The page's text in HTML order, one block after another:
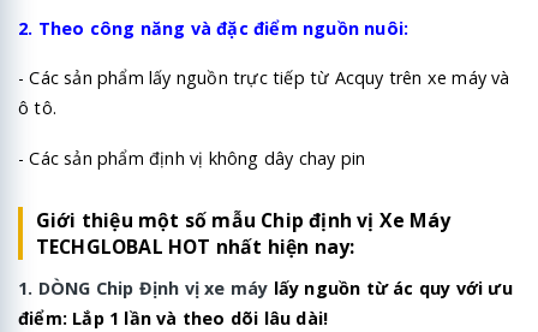
2. Theo công năng và đặc điểm nguồn nuôi:
- Các sản phẩm lấy nguồn trực tiếp từ Acquy trên xe máy và
ô tô.
- Các sản phẩm định vị không dây chay pin
Giới thiệu một số mẫu Chip định vị Xe Máy
TECHGLOBAL HOT nhất hiện nay:
1. DÒNG Chip Định vị xe máy lấy nguồn từ ác quy với ưu
điểm: Lắp 1 lần và theo dõi lâu dài!